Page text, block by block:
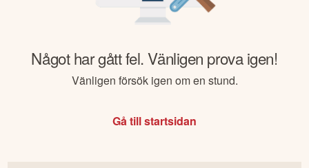
Något har gått fel. Vänligen prova igen!
Vänligen försök igen om en stund.
Gå till startsidan